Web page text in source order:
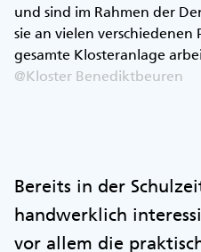
und sind im Rahmen der
sie an vielen
gesamte Klosteranlage
@Kloster Benediktbeuren
Bereits in der
handwerklich
vor allem die